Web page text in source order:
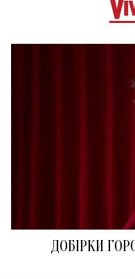
ДОБІРКИ